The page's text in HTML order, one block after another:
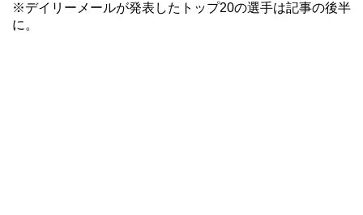
※デイリーメールが発表したトップ20の選手は記事の後半
に。